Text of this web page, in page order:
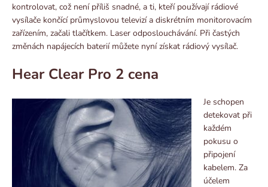
kontrolovat, což není příliš snadné, a ti, kteří používají rádiové
vysílače končící průmyslovou televizí a diskrétním monitorovacím
zařízením, začali tlačítkem. Laser odposlouchávání. Při častých
změnách napájecích baterií můžete nyní získat rádiový vysílač.
Hear Clear Pro 2 cena
Je schopen
detekovat při
každém
pokusu o
připojení
kabelem. Za
účelem